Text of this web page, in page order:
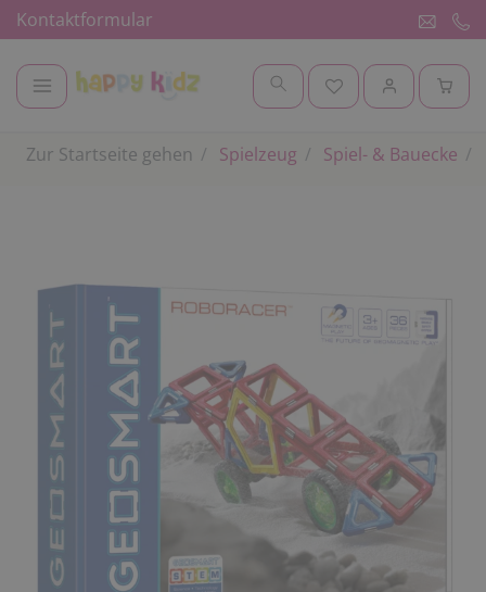
Kontaktformular
Zur Startseite gehen Spielzeug Spiel- & Bauecke